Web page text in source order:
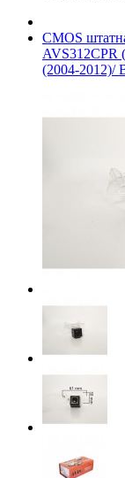
CMOS
AVS312CPR
(2004-2012)/